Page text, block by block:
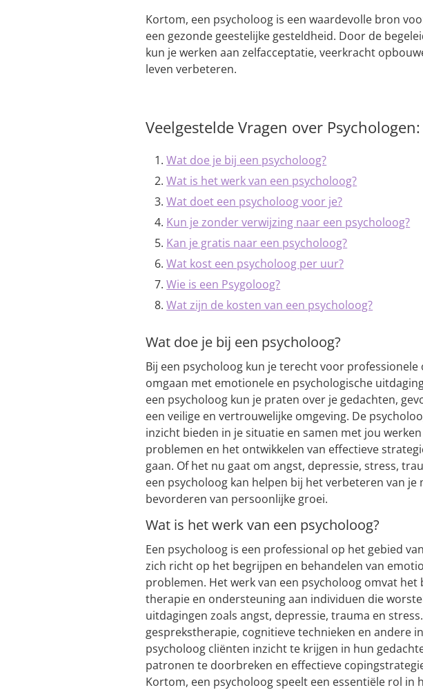
Kortom, een psycholoog is een waardevolle bron
een gezonde geestelijke gesteldheid. Door de
kun je werken aan zelfacceptatie, veerkracht
leven verbeteren.
Veelgestelde Vragen over
Wat doe je bij een psycholoog?
Wat is het werk van een psycholoog?
Wat doet een psycholoog voor je?
Kun je zonder verwijzing naar een psycholoog?
Kan je gratis naar een psycholoog?
Wat kost een psycholoog per uur?
Wie is een Psygoloog?
Wat zijn de kosten van een psycholoog?
Wat doe je bij een psycholoog?
Bij een psycholoog kun je terecht voor
omgaan met emotionele en psychologische
een psycholoog kun je praten over je gedachten,
een veilige en vertrouwelijke omgeving. De
inzicht bieden in je situatie en samen met jou
problemen en het ontwikkelen van effectieve
gaan. Of het nu gaat om angst, depressie, stress,
een psycholoog kan helpen bij het verbeteren van je
bevorderen van persoonlijke groei.
Wat is het werk van een psycholoog?
Een psycholoog is een professional op het gebied
zich richt op het begrijpen en behandelen van
problemen. Het werk van een psycholoog omvat het
therapie en ondersteuning aan individuen die
uitdagingen zoals angst, depressie, trauma en
gesprekstherapie, cognitieve technieken en andere
psycholoog cliënten inzicht te krijgen in hun
patronen te doorbreken en effectieve
Kortom, een psycholoog speelt een essentiële rol in